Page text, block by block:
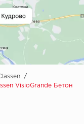
Adelar
Alfa
AllureFloor
Alpine floor
/
VisioGrande Бетон